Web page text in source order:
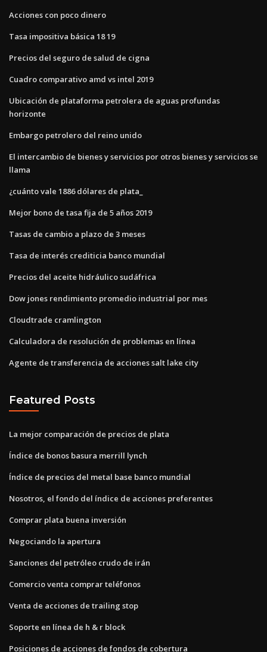
Acciones con poco dinero
Tasa impositiva básica 18 19
Precios del seguro de salud de cigna
Cuadro comparativo amd vs intel 2019
Ubicación de plataforma petrolera de aguas profundas
horizonte
Embargo petrolero del reino unido
El intercambio de bienes y servicios por otros bienes y servicios se
llama
¿cuánto vale 1886 dólares de plata_
Mejor bono de tasa fija de 5 años 2019
Tasas de cambio a plazo de 3 meses
Tasa de interés crediticia banco mundial
Precios del aceite hidráulico sudáfrica
Dow jones rendimiento promedio industrial por mes
Cloudtrade cramlington
Calculadora de resolución de problemas en línea
Agente de transferencia de acciones salt lake city
Featured Posts
La mejor comparación de precios de plata
Índice de bonos basura merrill lynch
Índice de precios del metal base banco mundial
Nosotros, el fondo del índice de acciones preferentes
Comprar plata buena inversión
Negociando la apertura
Sanciones del petróleo crudo de irán
Comercio venta comprar teléfonos
Venta de acciones de trailing stop
Soporte en línea de h & r block
Posiciones de acciones de fondos de cobertura